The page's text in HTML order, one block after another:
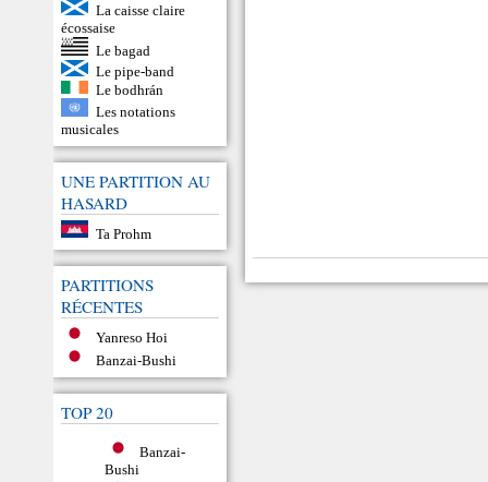
La caisse claire
écossaise
Le bagad
Le pipe-band
Le bodhrán
Les notations
musicales
UNE PARTITION AU
HASARD
Ta Prohm
PARTITIONS
RÉCENTES
Yanreso Hoi
Banzai-Bushi
TOP 20
Banzai-
Bushi